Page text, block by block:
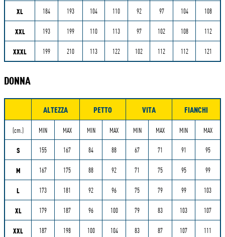
XL 184 193 104 110 92 97 104 108
XXL 193 199 110 113 97 102 108 112
XXXL 199 210 113 122 102 112 112 121
DONNA
ALTEZZA PETTO VITA FIANCHI
(cm.) MIN MAX MIN MAX MIN MAX MIN MAX
S 155 167 84 88 67 71 91 95
M 167 175 88 92 71 75 95 99
L 173 181 92 96 75 79 99 103
XL 179 187 96 100 79 83 103 107
XXL 187 198 100 104 83 87 107 111